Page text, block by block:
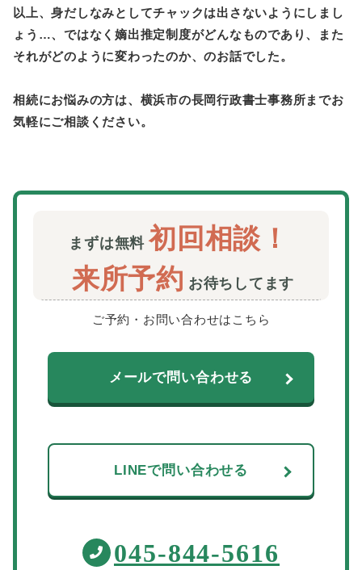
以上、身だしなみとしてチャックは出さないようにしまし
ょう…、ではなく嫡出推定制度がどんなものであり、また
それがどのように変わったのか、のお話でした。
相続にお悩みの方は、横浜市の長岡行政書士事務所までお
気軽にご相談ください。
まずは無料 初回相談！
来所予約 お待ちしてます
ご予約・お問い合わせはこちら
メールで問い合わせる
LINEで問い合わせる
045-844-5616